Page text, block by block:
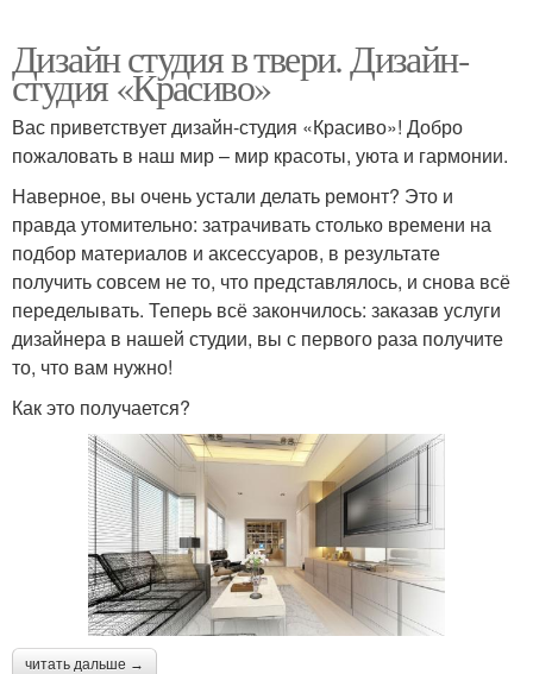
Дизайн студия в твери. Дизайн-
студия «Красиво»
Вас приветствует дизайн-студия «Красиво»! Добро
пожаловать в наш мир – мир красоты, уюта и гармонии.
Наверное, вы очень устали делать ремонт? Это и
правда утомительно: затрачивать столько времени на
подбор материалов и аксессуаров, в результате
получить совсем не то, что представлялось, и снова всё
переделывать. Теперь всё закончилось: заказав услуги
дизайнера в нашей студии, вы с первого раза получите
то, что вам нужно!
Как это получается?
читать дальше →